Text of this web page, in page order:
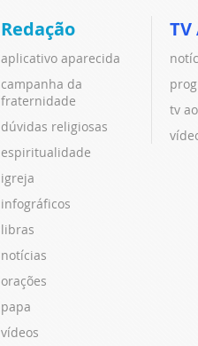
Redação
aplicativo aparecida
campanha da
fraternidade
dúvidas religiosas
espiritualidade
igreja
infográficos
libras
notícias
orações
papa
vídeos
tv